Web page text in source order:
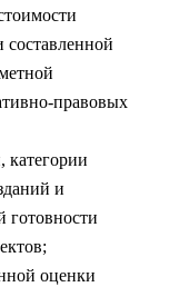
правовых
категории
и
готовности
оценки